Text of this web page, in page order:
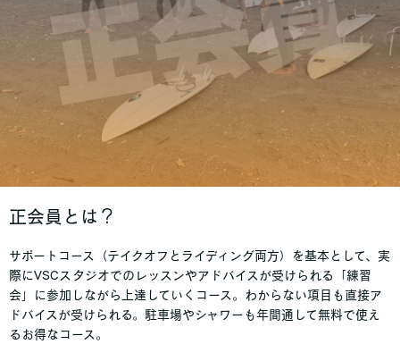
正会員とは？
サポートコース（テイクオフとライディング両方）を基本として、実
際にVSCスタジオでのレッスンやアドバイスが受けられる「練習
会」に参加しながら上達していくコース。わからない項目も直接ア
ドバイスが受けられる。駐車場やシャワーも年間通して無料で使え
るお得なコース。